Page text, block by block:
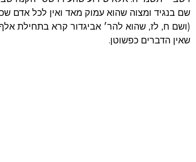
שם בנגיד ומצוה שהוא עמוק מאד ואין לכל אדם
(ושם ח, לז, שהוא להר׳ אביגדור קרא בתחילת
שאין הדברים כפשוטן.